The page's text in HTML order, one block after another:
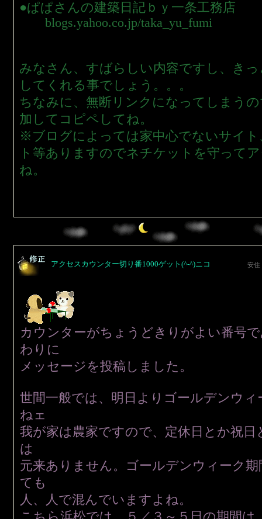
●ぱぱさんの建築日記ｂｙ一条工務店
blogs.yahoo.co.jp/taka_yu_fumi
みなさん、すばらしい内容ですし、き
してくれる事でしょう。。。
ちなみに、無断リンクになってしまう
加してコピペしてね。
※ブログによっては家中心でないサイト
ト等ありますのでネチケットを守って
ね。
アクセスカウンター切り番1000ゲット(^-^)ニコ 安住
カウンターがちょうどきりがよい番号
わりに
メッセージを投稿しました。
世間一般では、明日よりゴールデンウ
ねェ
我が家は農家ですので、定休日とか祝
は
元来ありません。ゴールデンウィーク
ても
人、人で混んでいますよね。